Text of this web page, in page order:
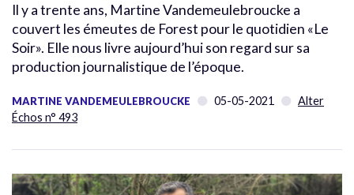
Il y a trente ans, Martine Vandemeulebroucke a
couvert les émeutes de Forest pour le quotidien «Le
Soir». Elle nous livre aujourd’hui son regard sur sa
production journalistique de l’époque.
MARTINE VANDEMEULEBROUCKE 05-05-2021
Alter
Échos n° 493